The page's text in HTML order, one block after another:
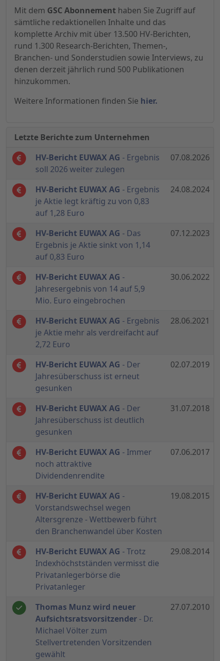
Mit dem GSC Abonnement haben Sie Zugriff auf
sämtliche redaktionellen Inhalte und das
komplette Archiv mit über 13.500 HV-Berichten,
rund 1.300 Research-Berichten, Themen-,
Branchen- und Sonderstudien sowie Interviews, zu
denen derzeit jährlich rund 500 Publikationen
hinzukommen.
Weitere Informationen finden Sie hier.
Letzte Berichte zum Unternehmen
HV-Bericht EUWAX AG - Ergebnis
soll 2026 weiter zulegen
07.08.2026
HV-Bericht EUWAX AG - Ergebnis
je Aktie legt kräftig zu von 0,83
auf 1,28 Euro
24.08.2024
HV-Bericht EUWAX AG - Das
Ergebnis je Aktie sinkt von 1,14
auf 0,83 Euro
07.12.2023
HV-Bericht EUWAX AG -
Jahresergebnis von 14 auf 5,9
Mio. Euro eingebrochen
30.06.2022
HV-Bericht EUWAX AG - Ergebnis
je Aktie mehr als verdreifacht auf
2,72 Euro
28.06.2021
HV-Bericht EUWAX AG - Der
Jahresüberschuss ist erneut
gesunken
02.07.2019
HV-Bericht EUWAX AG - Der
Jahresüberschuss ist deutlich
gesunken
31.07.2018
HV-Bericht EUWAX AG - Immer
noch attraktive
Dividendenrendite
07.06.2017
HV-Bericht EUWAX AG -
Vorstandswechsel wegen
Altersgrenze - Wettbewerb führt
den Branchenwandel über Kosten
19.08.2015
HV-Bericht EUWAX AG - Trotz
Indexhöchstständen vermisst die
Privatanlegerbörse die
Privatanleger
29.08.2014
Thomas Munz wird neuer
Aufsichtsratsvorsitzender - Dr.
Michael Völter zum
Stellvertretenden Vorsitzenden
gewählt
27.07.2010